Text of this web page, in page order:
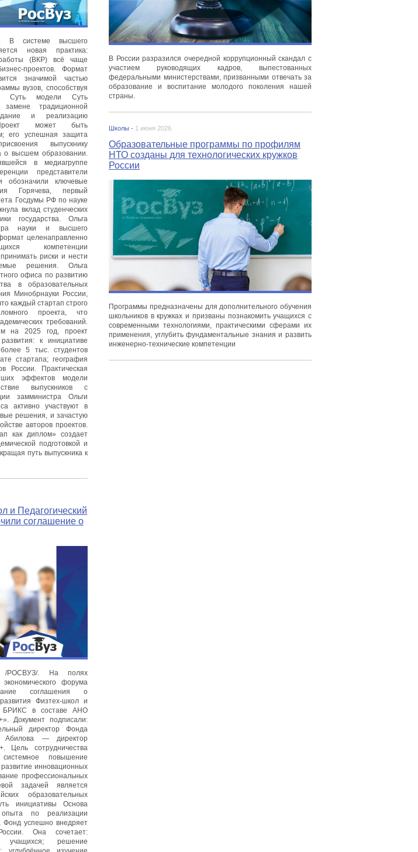
системе высшего
новая практика:
(ВКР) всё чаще
проектов. Формат
значимой частью
вузов, способствуя
Суть модели Суть
традиционной
и реализацию
Проект может быть
его успешная защита
выпускнику
о высшем образовании.
в медиагруппе
представители
обозначили ключевые
Горячева, первый
Госдумы РФ по науке
вклад студенческих
государства. Ольга
науки и высшего
целенаправленно
компетенции
риски и нести
решения. Ольга
офиса по развитию
в образовательных
Минобрнауки России,
каждый стартап строго
проекта, что
требований.
на 2025 год, проект
к инициативе
5 тыс. студентов
стартапа; география
России. Практическая
эффектов модели
выпускников с
замминистра Ольги
активно участвуют в
решения, и зачастую
авторов проектов.
как диплом» создает
подготовкой и
путь выпускника к
и Педагогический
соглашение о
/РОСВУЗ/. На полях
экономического форума
соглашения о
Физтех-школ и
БРИКС в составе АНО
Документ подписали:
директор Фонда
Абилова — директор
Цель сотрудничества
повышение
инновационных
профессиональных
задачей является
образовательных
инициативы Основа
по реализации
Фонд успешно внедряет
Она сочетает:
учащихся; решение
В России разразился очередной коррупционный скандал с
участием руководящих кадров, выпестованных
федеральными министерствами, призванными отвечать за
образование и воспитание молодого поколения нашей
страны.
Школы - 1 июня 2026
Образовательные программы по профилям
НТО созданы для технологических кружков
России
Программы предназначены для дополнительного обучения
школьников в кружках и призваны познакомить учащихся с
современными технологиями, практическими сферами их
применения, углубить фундаментальные знания и развить
инженерно-технические компетенции